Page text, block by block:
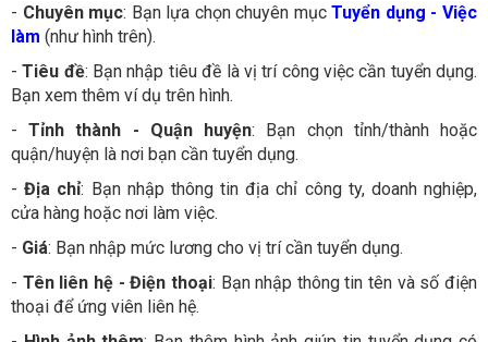
- Chuyên mục: Bạn lựa chọn chuyên mụcTuyển dụng - Việc
làm (như hình trên).
-Tiêu đề: Bạn nhập tiêu đề là vị trí công việc cần tuyển dụng.
Bạn xem thêm ví dụ trên hình.
-Tỉnh thành - Quận huyện: Bạn chọn tỉnh/thành hoặc
quận/huyện là nơi bạn cần tuyển dụng.
-Địa chỉ: Bạn nhập thông tin địa chỉ công ty, doanh nghiệp,
cửa hàng hoặc nơi làm việc.
- Giá: Bạn nhập mức lương cho vị trí cần tuyển dụng.
- Tên liên hệ - Điện thoại: Bạn nhập thông tin tên và số điện
thoại để ứng viên liên hệ.